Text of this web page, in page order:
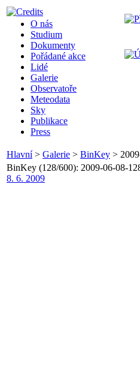
O nás
Studium
Dokumenty
Pořádané akce
Lidé
Galerie
Observatoře
Meteodata
Sky
Publikace
Press
Hlavní> Galerie > BinKey >
BinKey (128/600): 2009-06-08-
8. 6. 2009